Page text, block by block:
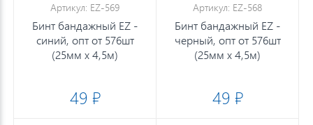
Артикул: EZ-569
Бинт бандажный EZ -
синий, опт от 576шт
(25мм х 4,5м)
49 ₽
Артикул: EZ-568
Бинт бандажный EZ -
черный, опт от 576шт
(25мм х 4,5м)
49 ₽